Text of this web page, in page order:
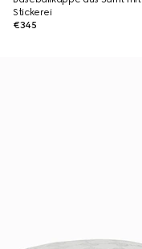
Stickerei
€345